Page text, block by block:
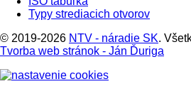
Typy strediacich otvorov
© 2019-2026 NTV - náradie SK.
Tvorba web stránok - Ján Ďuriga